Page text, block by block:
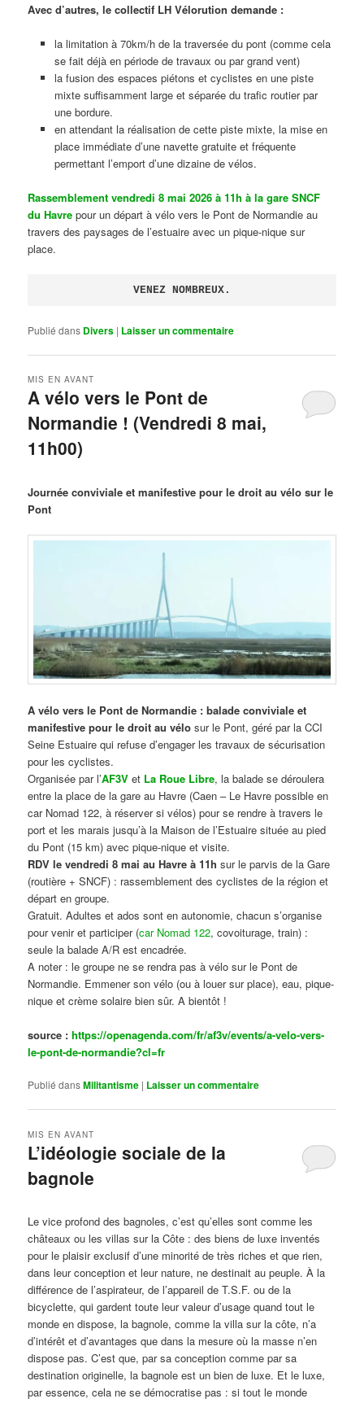
Avec d’autres, le collectif LH Vélorution demande :
la limitation à 70km/h de la traversée du pont (comme cela
se fait déjà en période de travaux ou par grand vent)
la fusion des espaces piétons et cyclistes en une piste
mixte suffisamment large et séparée du trafic routier par
une bordure.
en attendant la réalisation de cette piste mixte, la mise en
place immédiate d’une navette gratuite et fréquente
permettant l’emport d’une dizaine de vélos.
Rassemblement vendredi 8 mai 2026 à 11h à la gare SNCF
du Havre pour un départ à vélo vers le Pont de Normandie au
travers des paysages de l’estuaire avec un pique-nique sur
place.
VENEZ NOMBREUX.
Publié dans Divers | Laisser un commentaire
A vélo vers le Pont de
Normandie ! (Vendredi 8 mai,
11h00)
MIS EN AVANT
Journée conviviale et manifestive pour le droit au vélo sur le
Pont
A vélo vers le Pont de Normandie : balade conviviale et
manifestive pour le droit au vélo sur le Pont, géré par la CCI
Seine Estuaire qui refuse d’engager les travaux de sécurisation
pour les cyclistes.
Organisée par l’AF3V et La Roue Libre, la balade se déroulera
entre la place de la gare au Havre (Caen – Le Havre possible en
car Nomad 122, à réserver si vélos) pour se rendre à travers le
port et les marais jusqu’à la Maison de l’Estuaire située au pied
du Pont (15 km) avec pique-nique et visite.
RDV le vendredi 8 mai au Havre à 11h sur le parvis de la Gare
(routière + SNCF) : rassemblement des cyclistes de la région et
départ en groupe.
Gratuit. Adultes et ados sont en autonomie, chacun s’organise
pour venir et participer (car Nomad 122, covoiturage, train) :
seule la balade A/R est encadrée.
A noter : le groupe ne se rendra pas à vélo sur le Pont de
Normandie. Emmener son vélo (ou à louer sur place), eau, pique-
nique et crème solaire bien sûr. A bientôt !
source :https://openagenda.com/fr/af3v/events/a-velo-vers-
le-pont-de-normandie?cl=fr
Publié dansMilitantisme | Laisser un commentaire
L’idéologie sociale de la
bagnole
MIS EN AVANT
Le vice profond des bagnoles, c’est qu’elles sont comme les
châteaux ou les villas sur la Côte : des biens de luxe inventés
pour le plaisir exclusif d’une minorité de très riches et que rien,
dans leur conception et leur nature, ne destinait au peuple. À la
différence de l’aspirateur, de l’appareil de T.S.F. ou de la
bicyclette, qui gardent toute leur valeur d’usage quand tout le
monde en dispose, la bagnole, comme la villa sur la côte, n’a
d’intérêt et d’avantages que dans la mesure où la masse n’en
dispose pas. C’est que, par sa conception comme par sa
destination originelle, la bagnole est un bien de luxe. Et le luxe,
par essence, cela ne se démocratise pas : si tout le monde